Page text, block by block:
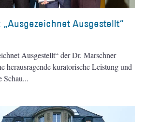
„Ausgezeichnet Ausgestellt“
Ausgestellt“ der Dr. Marschner
herausragende kuratorische Leistung und
Schau